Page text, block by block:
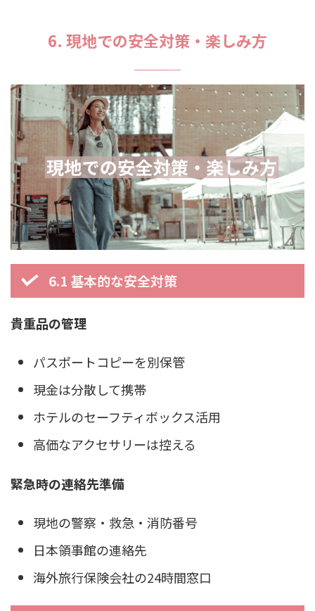
6. 現地での安全対策・楽しみ方
6.1 基本的な安全対策
貴重品の管理
パスポートコピーを別保管
現金は分散して携帯
ホテルのセーフティボックス活用
高価なアクセサリーは控える
緊急時の連絡先準備
現地の警察・救急・消防番号
日本領事館の連絡先
海外旅行保険会社の24時間窓口